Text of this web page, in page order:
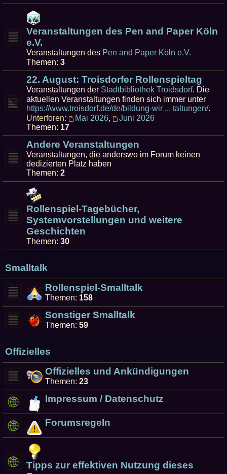
Veranstaltungen des Pen and Paper Köln
e.V.
Veranstaltungen des Pen and Paper Köln e.V.
Themen: 3
22. August: Troisdorfer Rollenspieltag
Veranstaltungen der Stadtbibliothek Troidsdorf. Die
aktuellen Veranstaltungen finden sich immer unter
https://www.troisdorf.de/de/bildung-wir ... taltungen/.
Unterforen:
Mai 2026,
Juni 2026
Themen: 17
Andere Veranstaltungen
Veranstaltungen, die anderswo im Forum keinen
dedizierten Platz haben
Themen: 2
Rollenspiel-Tagebücher,
Systemvorstellungen und weitere
Geschichten
Themen: 30
Smalltalk
Rollenspiel-Smalltalk
Themen: 158
Sonstiger Smalltalk
Themen: 59
Offizielles
Offizielles und Ankündigungen
Themen: 23
Impressum / Datenschutz
Forumsregeln
Tipps zur effektiven Nutzung dieses